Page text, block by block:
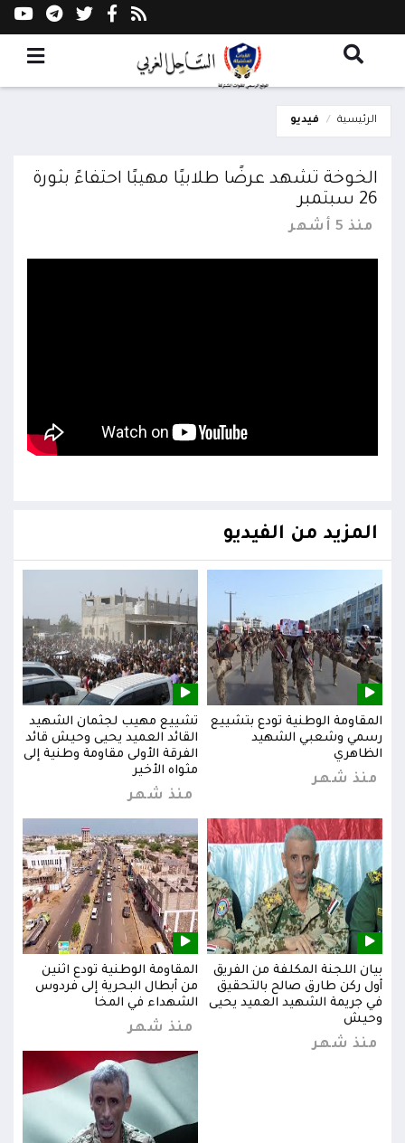
الرئيسية فيديو
الخوخة تشهد عرضًا طلابيًا مهيبًا احتفاءً بثورة
26 سبتمبر
منذ 5 أشهر
المزيد من الفيديو
المقاومة الوطنية تودع بتشييع
رسمي وشعبي الشهيد
الظاهري
منذ شهر
تشييع مهيب لجثمان الشهيد
القائد العميد يحيى وحيش قائد
الفرقة الأولى مقاومة وطنية إلى
مثواه الأخير
منذ شهر
بيان اللجنة المكلفة من الفريق
أول ركن طارق صالح بالتحقيق
في جريمة الشهيد العميد يحيى
وحيش
منذ شهر
المقاومة الوطنية تودع اثنين
من أبطال البحرية إلى فردوس
الشهداء في المخا
منذ شهر